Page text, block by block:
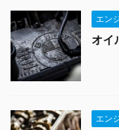
エン
オイ
エン